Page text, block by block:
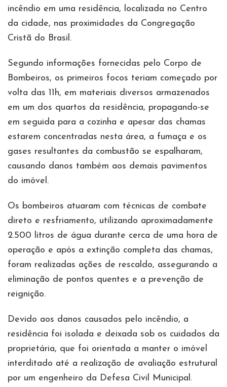
incêndio em uma residência, localizada no Centro
da cidade, nas proximidades da Congregação
Cristã do Brasil.
Segundo informações fornecidas pelo Corpo de
Bombeiros, os primeiros focos teriam começado por
volta das 11h, em materiais diversos armazenados
em um dos quartos da residência, propagando-se
em seguida para a cozinha e apesar das chamas
estarem concentradas nesta área, a fumaça e os
gases resultantes da combustão se espalharam,
causando danos também aos demais pavimentos
do imóvel.
Os bombeiros atuaram com técnicas de combate
direto e resfriamento, utilizando aproximadamente
2.500 litros de água durante cerca de uma hora de
operação e após a extinção completa das chamas,
foram realizadas ações de rescaldo, assegurando a
eliminação de pontos quentes e a prevenção de
reignição.
Devido aos danos causados pelo incêndio, a
residência foi isolada e deixada sob os cuidados da
proprietária, que foi orientada a manter o imóvel
interditado até a realização de avaliação estrutural
por um engenheiro da Defesa Civil Municipal.